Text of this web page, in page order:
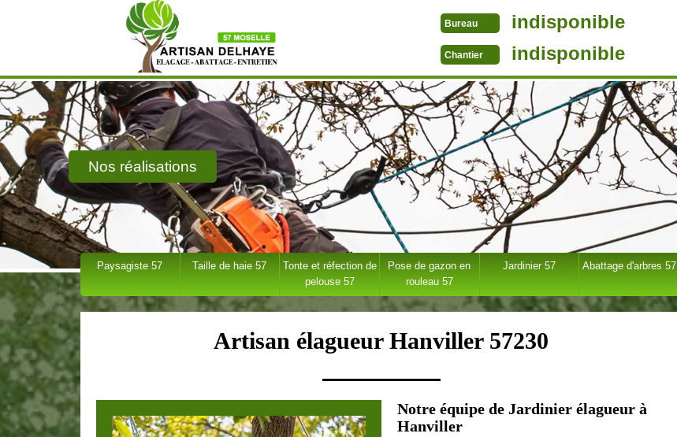
Bureau indisponible
Chantier indisponible
Nos réalisations
Paysagiste 57 Taille de haie 57
Tonte et réfection de
pelouse 57
Pose de gazon en
rouleau 57
Jardinier 57 Abattage d'arbres 57
Artisan élagueur Hanviller 57230
Notre équipe de Jardinier élagueur à
Hanviller